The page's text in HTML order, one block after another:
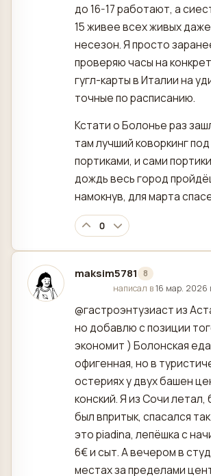
до 16-17 работают, а
15 живее всех живых
несезон. Я просто
проверяю часы на
гугл-карты в Италии на
точные по расписанию.
Кстати о Болонье раз
там лучший коворкинг под
портиками, и сами
дождь весь город
намокнув, для марта
0
maksim5781 8
отредактировано
написал в16 мар. 2026
@гастроэнтузиаст из
но добавлю с позиции
экономит ) Болонская еда
офигенная, но в
остериях у двух башен
конский. Я из Сочи
был впритык, спасался
это piadina, лепёшка с
6€ и сыт. А вечером в
местах за пределами